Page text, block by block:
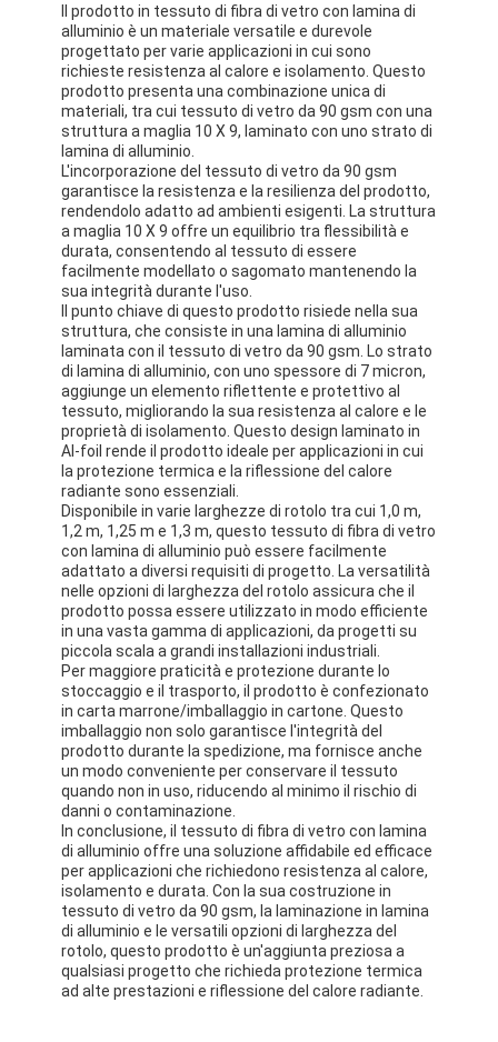
Casa
Prodotti
Il prodotto in tessuto di fibra di vetro con lamina di
alluminio è un materiale versatile e durevole
progettato per varie applicazioni in cui sono
richieste resistenza al calore e isolamento. Questo
prodotto presenta una combinazione unica di
materiali, tra cui tessuto di vetro da 90 gsm con una
struttura a maglia 10 X 9, laminato con uno strato di
lamina di alluminio.
L'incorporazione del tessuto di vetro da 90 gsm
garantisce la resistenza e la resilienza del prodotto,
rendendolo adatto ad ambienti esigenti. La struttura
a maglia 10 X 9 offre un equilibrio tra flessibilità e
durata, consentendo al tessuto di essere
facilmente modellato o sagomato mantenendo la
sua integrità durante l'uso.
Il punto chiave di questo prodotto risiede nella sua
struttura, che consiste in una lamina di alluminio
laminata con il tessuto di vetro da 90 gsm. Lo strato
di lamina di alluminio, con uno spessore di 7 micron,
aggiunge un elemento riflettente e protettivo al
tessuto, migliorando la sua resistenza al calore e le
proprietà di isolamento. Questo design laminato in
Al-foil rende il prodotto ideale per applicazioni in cui
la protezione termica e la riflessione del calore
radiante sono essenziali.
Disponibile in varie larghezze di rotolo tra cui 1,0 m,
1,2 m, 1,25 m e 1,3 m, questo tessuto di fibra di vetro
con lamina di alluminio può essere facilmente
adattato a diversi requisiti di progetto. La versatilità
nelle opzioni di larghezza del rotolo assicura che il
prodotto possa essere utilizzato in modo efficiente
in una vasta gamma di applicazioni, da progetti su
piccola scala a grandi installazioni industriali.
Per maggiore praticità e protezione durante lo
stoccaggio e il trasporto, il prodotto è confezionato
in carta marrone/imballaggio in cartone. Questo
imballaggio non solo garantisce l'integrità del
prodotto durante la spedizione, ma fornisce anche
un modo conveniente per conservare il tessuto
quando non in uso, riducendo al minimo il rischio di
danni o contaminazione.
In conclusione, il tessuto di fibra di vetro con lamina
di alluminio offre una soluzione affidabile ed efficace
per applicazioni che richiedono resistenza al calore,
isolamento e durata. Con la sua costruzione in
tessuto di vetro da 90 gsm, la laminazione in lamina
di alluminio e le versatili opzioni di larghezza del
rotolo, questo prodotto è un'aggiunta preziosa a
qualsiasi progetto che richieda protezione termica
ad alte prestazioni e riflessione del calore radiante.